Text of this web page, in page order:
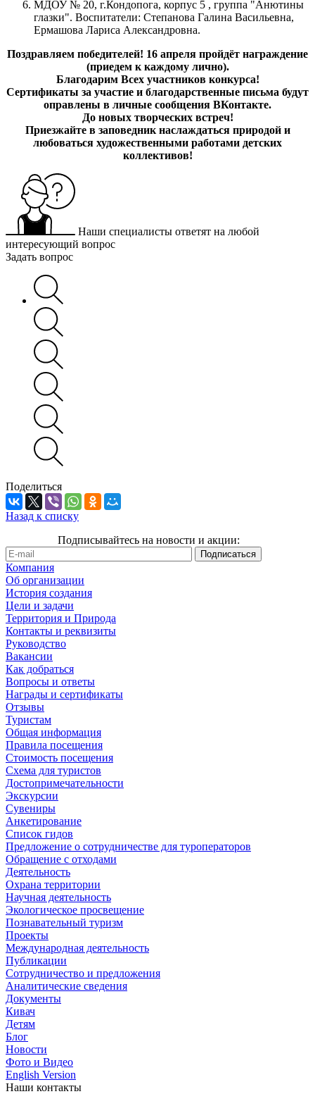
МДОУ № 20, г.Кондопога, корпус 5 , группа "Анютины
глазки". Воспитатели: Степанова Галина Васильевна,
Ермашова Лариса Александровна.
Поздравляем победителей! 16 апреля пройдёт награждение
(приедем к каждому лично).
Благодарим Всех участников конкурса!
Сертификаты за участие и благодарственные письма будут
оправлены в личные сообщения ВКонтакте.
До новых творческих встреч!
Приезжайте в заповедник наслаждаться природой и
любоваться художественными работами детских
коллективов!
Наши специалисты ответят на любой
интересующий вопрос
Задать вопрос
Поделиться
Назад к списку
Подписывайтесь на новости и акции:
Компания
Об организации
История создания
Цели и задачи
Территория и Природа
Контакты и реквизиты
Руководство
Вакансии
Как добраться
Вопросы и ответы
Награды и сертификаты
Отзывы
Туристам
Общая информация
Правила посещения
Стоимость посещения
Схема для туристов
Достопримечательности
Экскурсии
Сувениры
Анкетирование
Список гидов
Предложение о сотрудничестве для туроператоров
Обращение с отходами
Деятельность
Охрана территории
Научная деятельность
Экологическое просвещение
Познавательный туризм
Проекты
Международная деятельность
Публикации
Сотрудничество и предложения
Аналитические сведения
Документы
Кивач
Детям
Блог
Новости
Фото и Видео
English Version
Наши контакты